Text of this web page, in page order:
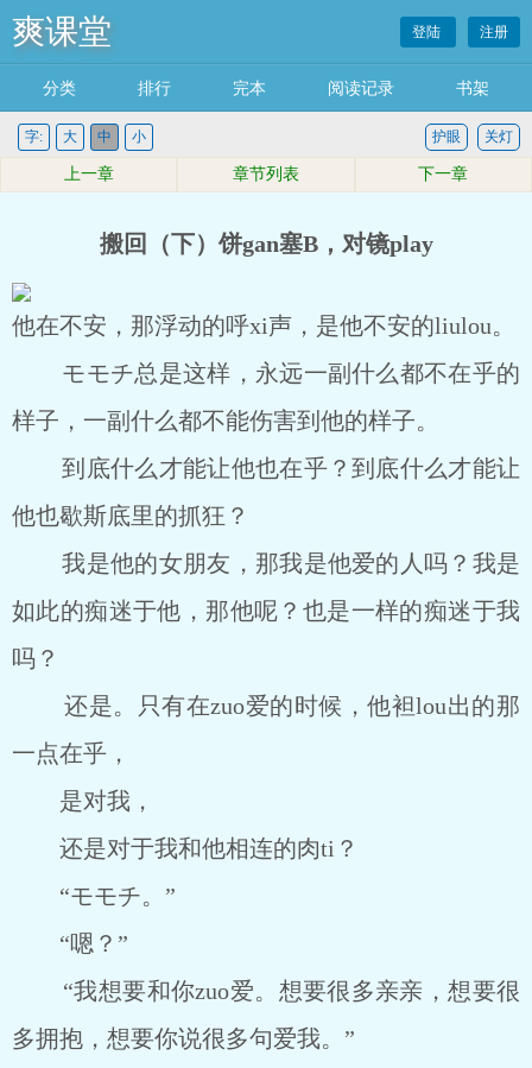
爽课堂 登陆 注册
分类 排行 完本 阅读记录 书架
字: 大 中 小 关灯
护眼
上一章 章节列表 下一章
搬回（下）饼gan塞B，对镜play
他在不安，那浮动的呼xi声，是他不安的liulou。
モモチ总是这样，永远一副什么都不在乎的
样子，一副什么都不能伤害到他的样子。
到底什么才能让他也在乎？到底什么才能让
他也歇斯底里的抓狂？
我是他的女朋友，那我是他爱的人吗？我是
如此的痴迷于他，那他呢？也是一样的痴迷于我
吗？
还是。只有在zuo爱的时候，他袒lou出的那
一点在乎，
是对我，
还是对于我和他相连的肉ti？
“モモチ。”
“嗯？”
“我想要和你zuo爱。想要很多亲亲，想要很
多拥抱，想要你说很多句爱我。”